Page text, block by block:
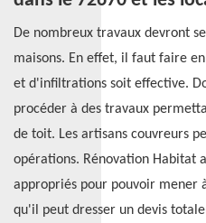
De nombreux travaux devront
maisons. En effet, il faut faire
et d'infiltrations soit effective.
procéder à des travaux
de toit. Les artisans couvreurs
opérations. Rénovation Habitat
appropriés pour pouvoir mener
qu'il peut dresser un devis